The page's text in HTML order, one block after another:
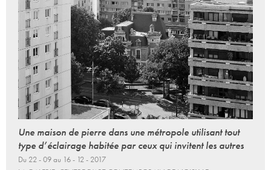
Une maison de pierre dans une métropole utilisant tout
type d’éclairage habitée par ceux qui invitent les autres
Du 22 - 09 au 16 - 12 - 2017